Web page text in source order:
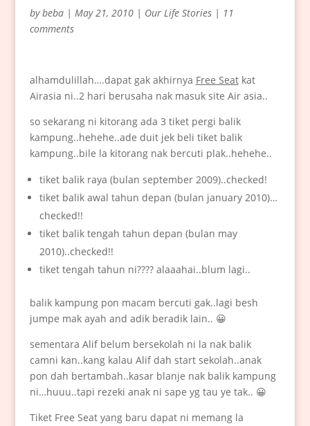
bybeba| May 21, 2010| Our Life Stories| 11
comments
alhamdulillah….dapat gak akhirnya Free Seatkat
Airasia ni..2 hari berusaha nak masuk site Air asia..
so sekarang ni kitorang ada 3 tiket pergi balik
kampung..hehehe..ade duit jek beli tiket balik
kampung..bile la kitorang nak bercuti plak..hehehe..
tiket balik raya (bulan september 2009)..checked!
tiket balik awal tahun depan (bulan january 2010)…
checked!!
tiket balik tengah tahun depan (bulan may
2010)..checked!!
tiket tengah tahun ni???? alaaahai..blum lagi..
balik kampung pon macam bercuti gak..lagi besh
jumpe mak ayah and adik beradik lain.. 😀
sementara Alif belum bersekolah ni la nak balik
camni kan..kang kalau Alif dah start sekolah..anak
pon dah bertambah..kasar blanje nak balik kampung
ni…huuu..tapi rezeki anak ni sape yg tau ye tak.. 😀
Tiket Free Seat yang baru dapat ni memang la